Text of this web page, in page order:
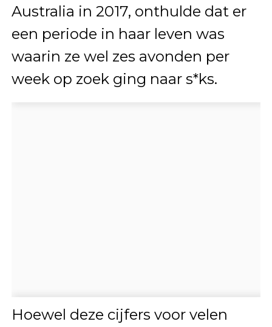
Australia in 2017, onthulde dat er
een periode in haar leven was
waarin ze wel zes avonden per
week op zoek ging naar s*ks.
Hoewel deze cijfers voor velen